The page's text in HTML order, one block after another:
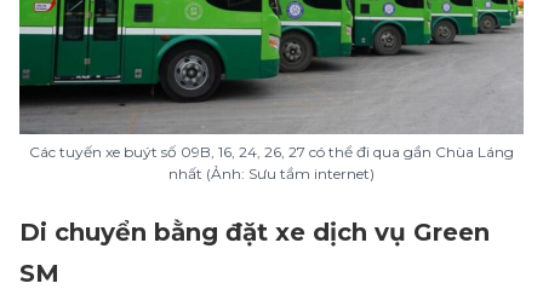
Các tuyến xe buýt số 09B, 16, 24, 26, 27 có thể đi qua gần Chùa Láng
nhất (Ảnh: Sưu tầm internet)
Di chuyển bằng đặt xe dịch vụ Green
SM